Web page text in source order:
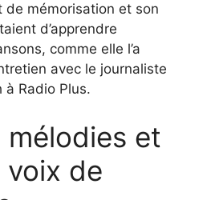
de mémorisation et son
d’apprendre
comme elle l’a
avec le journaliste
à Radio Plus.
mélodies et
de